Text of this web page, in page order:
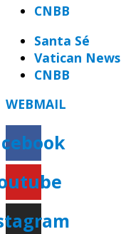
CNBB
Santa Sé
Vatican News
CNBB
WEBMAIL